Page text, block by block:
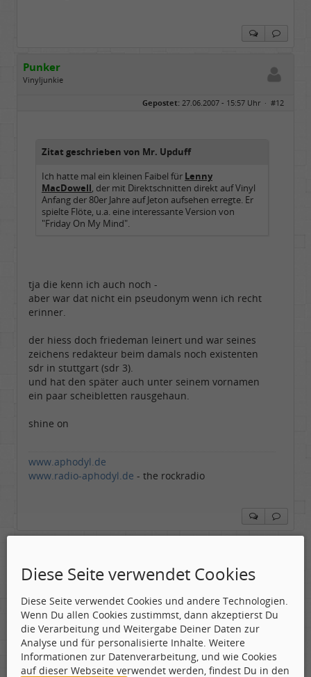
Punker
Vinyljunkie
Gepostet: 27.06.2007 - 15:57 Uhr · #12
Zitat geschrieben von Mr. Upduff
Ich hatte mal ein kleinen Faibel für Lenny
MacDowell, der mit Direktschnitten direkt auf Vinyl
Anfang der 80er Jahre auf Jeton aufsehen erregte. Er
spielte Flöte, u.a. eine interessante Version von
"Friday On My Mind".
tja die kenn ich auch noch -
aber war dat nicht ein pseudonym wenn ich recht
erinner.
der hiess doch friedeman leinert und war seines
zeichens redakteur beim damals noch existenten
sdr in stuttgart (sdr 3).
und hat den später auch unter seinem vornamen
ein paar scheibletten rausgehaun.
shine on
www.aphodyl.de
www.radio-aphodyl.de - the rockradio
Geschlecht:
keine Angabe
Alter:
65
Beiträge:
9776
Dabei seit:
02 / 2007
Zitat geschrieben von Punker
aber war dat nicht ein pseudonym wenn ich recht
Diese Seite verwendet Cookies
Diese Seite verwendet Cookies und andere Technologien.
Wenn Du allen Cookies zustimmst, dann akzeptierst Du
die Verarbeitung und Weitergabe Deiner Daten zur
Analyse und für personalisierte Inhalte. Weitere
Informationen zur Datenverarbeitung, und wie Cookies
auf dieser Webseite verwendet werden, findest Du in den